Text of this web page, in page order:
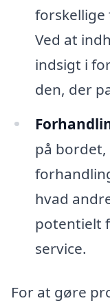
forskellige
Ved at
indsigt i
den, der
på
hvad
potentielt
service.
For at gøre